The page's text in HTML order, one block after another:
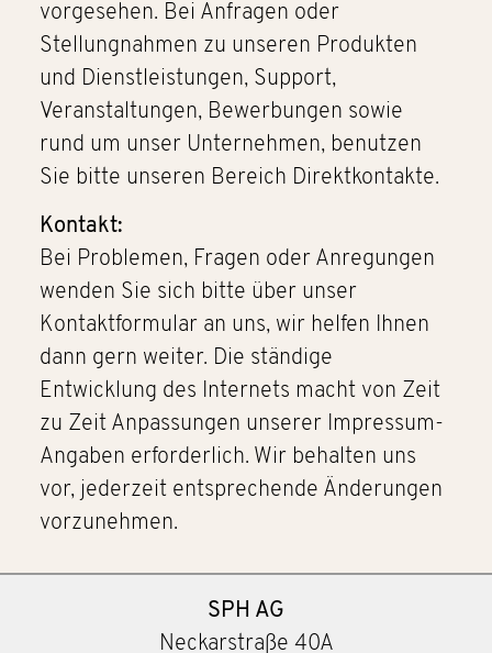
vorgesehen. Bei Anfragen oder
Stellungnahmen zu unseren Produkten
und Dienstleistungen, Support,
Veranstaltungen, Bewerbungen sowie
rund um unser Unternehmen, benutzen
Sie bitte unseren Bereich Direktkontakte.
Kontakt:
Bei Problemen, Fragen oder Anregungen
wenden Sie sich bitte über unser
Kontaktformular an uns, wir helfen Ihnen
dann gern weiter. Die ständige
Entwicklung des Internets macht von Zeit
zu Zeit Anpassungen unserer Impressum-
Angaben erforderlich. Wir behalten uns
vor, jederzeit entsprechende Änderungen
vorzunehmen.
SPH AG
Neckarstraße 40A